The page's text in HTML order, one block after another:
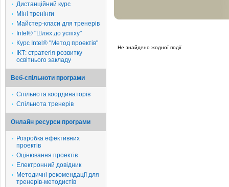
Дистанційний курс
Міні тренінги
Майстер-класи для тренерів
Intel® "Шлях до успіху"
Курс Intel® "Метод проектів"
ІКТ: стратегія розвитку
освітнього закладу
Веб-спільноти програми
Спільнота координаторів
Спільнота тренерів
Онлайн ресурси програми
Розробка ефективних
проектів
Оцінювання проектів
Електронний довідник
Методичні рекомендації для
тренерів-методистів
Не знайдено жодної події